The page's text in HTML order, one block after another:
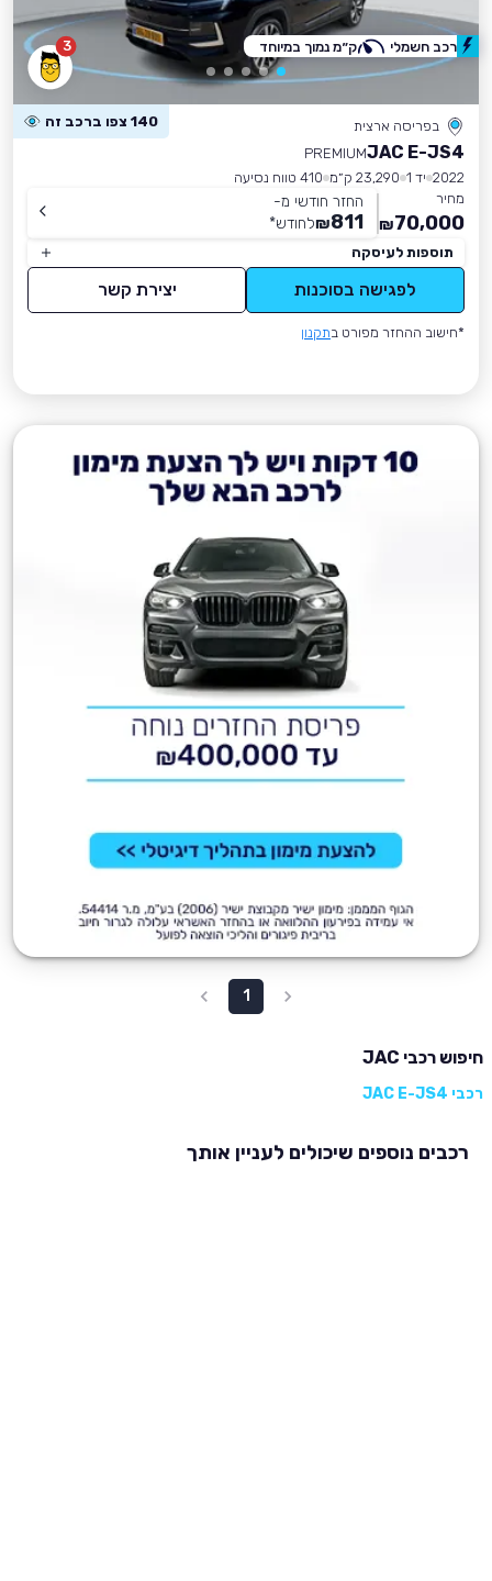
3
בפריסה ארצית 140 צפו ברכב זה
JAC E-JS4
PREMIUM
2022 יד 1 23,290 ק״מ
410 טווח נסיעה
מחיר
70,000
₪
החזר חודשי מ-
811
₪לחודש*
תוספות לעיסקה
לפגישה בסוכנות יצירת קשר
*חישוב ההחזר מפורט בתקנון
רכב חשמלי ק״מ נמוך במיוחד
1
חיפוש רכבי JAC
רכבי JAC E-JS4
רכבים נוספים שיכולים לעניין אותך